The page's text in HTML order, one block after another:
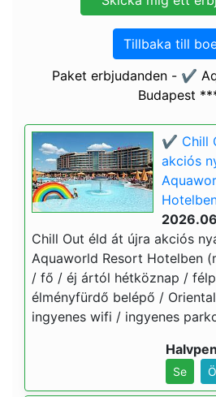
Tillbaka till
Paket erbjudanden - ✔️
Budapest
✔️ Chill
akciós
Chill Out éld át újra akciós
Aquaworld Resort Hotelben
/ fő / éj ártól hétköznap /
élményfürdő belépő /
ingyenes wifi / ingyenes
Se